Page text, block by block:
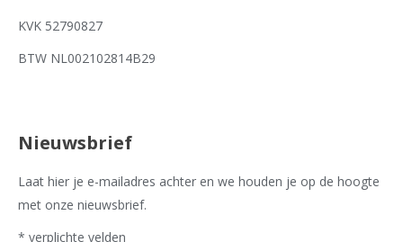
KVK 52790827
BTW NL002102814B29
Nieuwsbrief
Laat hier je e-mailadres achter en we houden je op de hoogte
met onze nieuwsbrief.
* verplichte velden